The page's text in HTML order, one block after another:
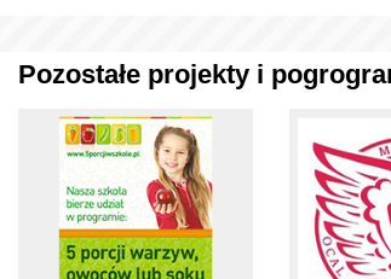
Pozostałe projekty i